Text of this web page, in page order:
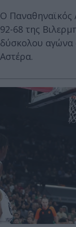
Ο Παναθηναϊκός
92-68 της
δύσκολου αγώνα
Αστέρα.